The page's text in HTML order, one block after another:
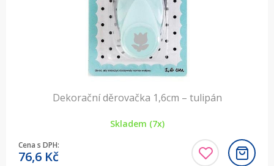
Dekorační děrovačka 1,6cm – tulipán
Skladem (7x)
Cena s DPH:
76,6 Kč